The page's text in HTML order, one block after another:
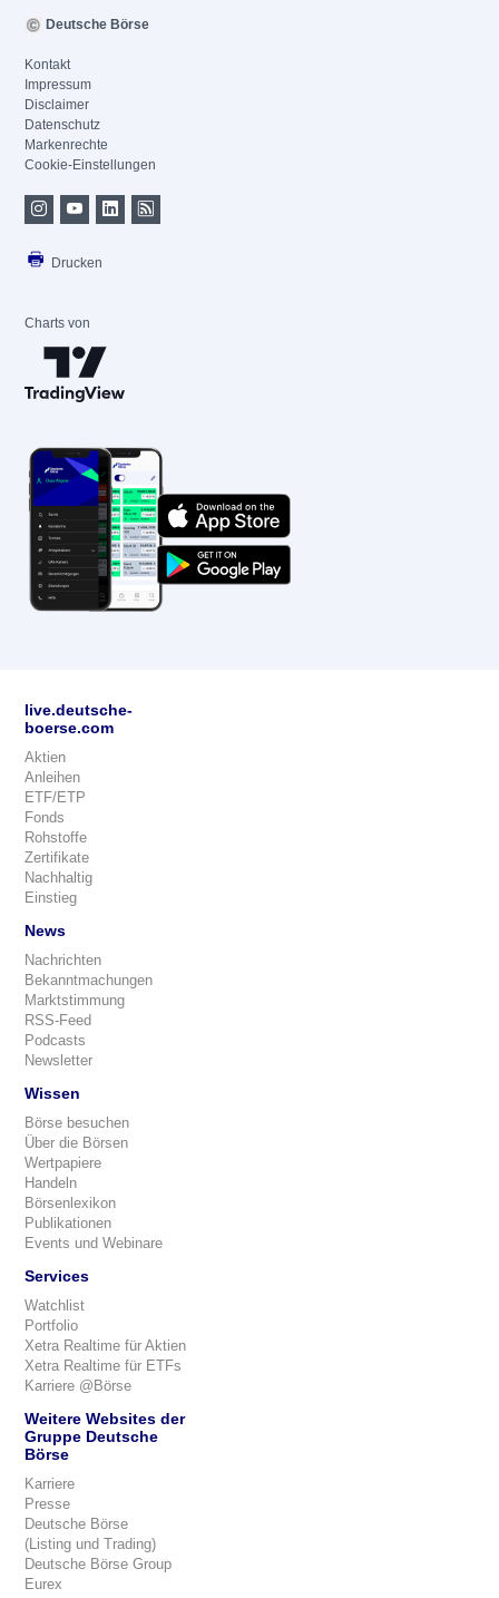
Deutsche Börse
Kontakt
Impressum
Disclaimer
Datenschutz
Markenrechte
Cookie-Einstellungen
Drucken
Charts von
live.deutsche-
boerse.com
Aktien
Anleihen
ETF/ETP
Fonds
Rohstoffe
Zertifikate
Nachhaltig
Einstieg
News
Nachrichten
Bekanntmachungen
Marktstimmung
RSS-Feed
Podcasts
Newsletter
Wissen
Börse besuchen
Über die Börsen
Wertpapiere
Handeln
Börsenlexikon
Publikationen
Events und Webinare
Services
Watchlist
Portfolio
Xetra Realtime für Aktien
Xetra Realtime für ETFs
Karriere @Börse
Weitere Websites der
Gruppe Deutsche
Börse
Karriere
Presse
Deutsche Börse
(Listing und Trading)
Deutsche Börse Group
Eurex